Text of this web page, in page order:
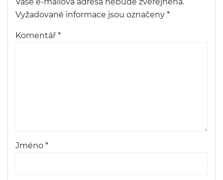
Vyžadované informace jsou označeny *
Komentář *
Jméno *